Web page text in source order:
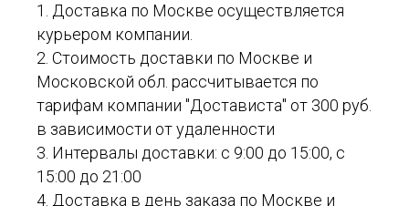
1. Доставка по Москве осуществляется
курьером компании.
2. Стоимость доставки по Москве и
Московской обл. рассчитывается по
тарифам компании "Достависта" от 300 руб.
в зависимости от удаленности
3. Интервалы доставки: с 9:00 до 15:00, с
15:00 до 21:00
4. Доставка в день заказа по Москве и